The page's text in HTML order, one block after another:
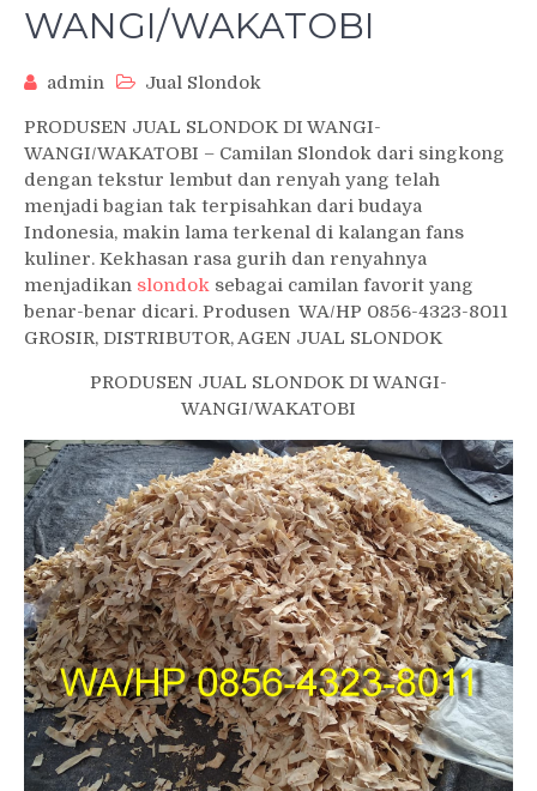
WANGI/WAKATOBI
admin Jual Slondok
PRODUSEN JUAL SLONDOK DI WANGI-
WANGI/WAKATOBI – Camilan Slondok dari singkong
dengan tekstur lembut dan renyah yang telah
menjadi bagian tak terpisahkan dari budaya
Indonesia, makin lama terkenal di kalangan fans
kuliner. Kekhasan rasa gurih dan renyahnya
menjadikan slondok sebagai camilan favorit yang
benar-benar dicari. Produsen WA/HP 0856-4323-8011
GROSIR, DISTRIBUTOR, AGEN JUAL SLONDOK
PRODUSEN JUAL SLONDOK DI WANGI-
WANGI/WAKATOBI